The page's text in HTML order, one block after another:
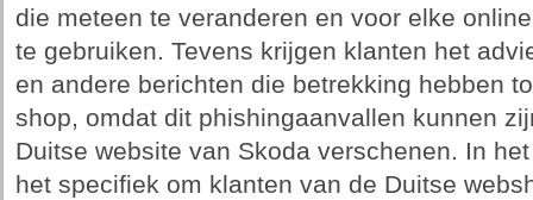
die meteen te veranderen en voor elke
te gebruiken. Tevens krijgen klanten het
en andere berichten die betrekking hebben
shop, omdat dit phishingaanvallen kunnen
Duitse website van Skoda verschenen. In
het specifiek om klanten van de Duitse